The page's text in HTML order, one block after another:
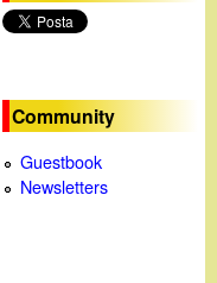
Community
Guestbook
Newsletters